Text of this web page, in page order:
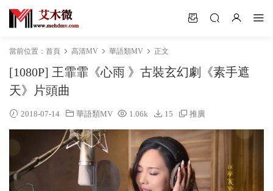
當前位置： 首頁 高清MV 華語類MV 正文
[1080P] 王霏霏《心雨 》古裝玄幻劇《素手遮
天》片頭曲
2018-07-14 華語類MV 1.06k 15 推廣